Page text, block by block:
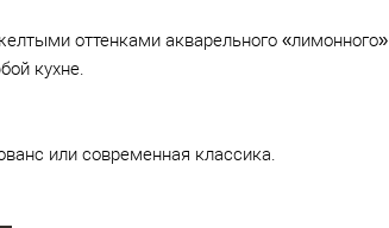
оттенками акварельного «лимонного»
кухне.
или современная классика.